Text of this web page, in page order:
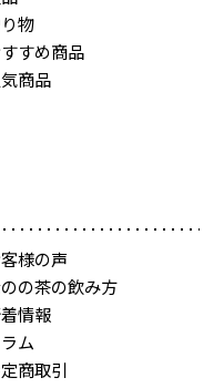
物
すめ商品
商品
様の声
の茶の飲み方
情報
ム
商取引